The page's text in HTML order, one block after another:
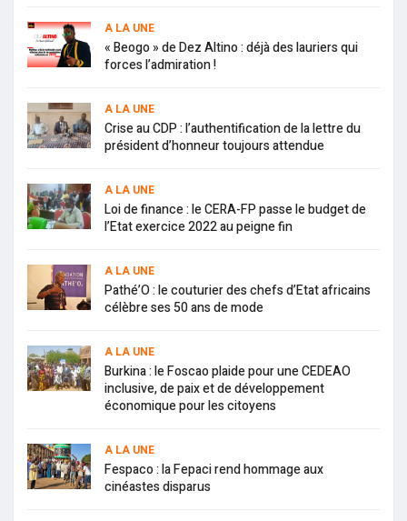
A LA UNE
« Beogo » de Dez Altino : déjà des lauriers qui
forces l’admiration !
A LA UNE
Crise au CDP : l’authentification de la lettre du
président d’honneur toujours attendue
A LA UNE
Loi de finance : le CERA-FP passe le budget de
l’Etat exercice 2022 au peigne fin
A LA UNE
Pathé’O : le couturier des chefs d’Etat africains
célèbre ses 50 ans de mode
A LA UNE
Burkina : le Foscao plaide pour une CEDEAO
inclusive, de paix et de développement
économique pour les citoyens
A LA UNE
Fespaco : la Fepaci rend hommage aux
cinéastes disparus